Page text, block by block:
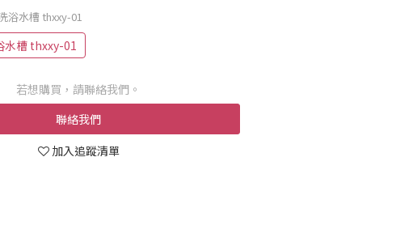
浴水槽 thxxy-01
水槽 thxxy-01
若想購買，請聯絡我們。
聯絡我們
加入追蹤清單